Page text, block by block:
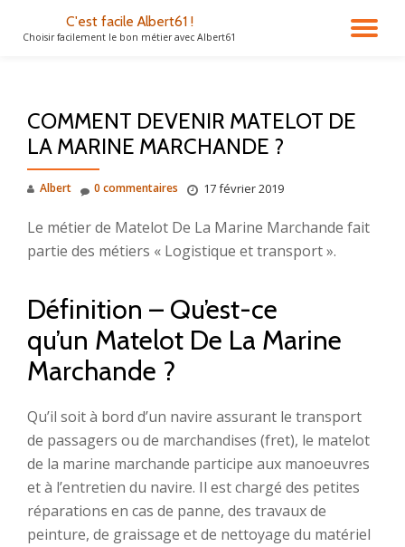
C'est facile Albert61 !
Choisir facilement le bon métier avec Albert61
COMMENT DEVENIR MATELOT DE
LA MARINE MARCHANDE ?
Albert 17 février 2019
0 commentaires
Le métier de Matelot De La Marine Marchande fait
partie des métiers « Logistique et transport ».
Définition – Qu’est-ce
qu’un Matelot De La Marine
Marchande ?
Qu’il soit à bord d’un navire assurant le transport
de passagers ou de marchandises (fret), le matelot
de la marine marchande participe aux manoeuvres
et à l’entretien du navire. Il est chargé des petites
réparations en cas de panne, des travaux de
peinture, de graissage et de nettoyage du matériel